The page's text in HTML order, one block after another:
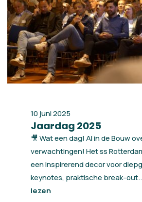
10 juni 2025
Jaardag 2025
🎥 Wat een dag! AI in de Bouw
verwachtingen! Het ss
een inspirerend decor voor
keynotes, praktische break-
lezen